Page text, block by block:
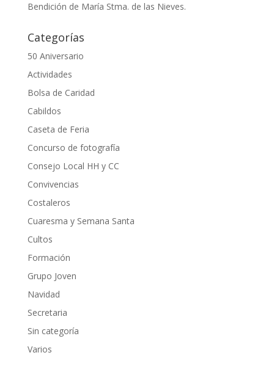
Bendición de María Stma. de las Nieves.
Categorías
50 Aniversario
Actividades
Bolsa de Caridad
Cabildos
Caseta de Feria
Concurso de fotografía
Consejo Local HH y CC
Convivencias
Costaleros
Cuaresma y Semana Santa
Cultos
Formación
Grupo Joven
Navidad
Secretaria
Sin categoría
Varios